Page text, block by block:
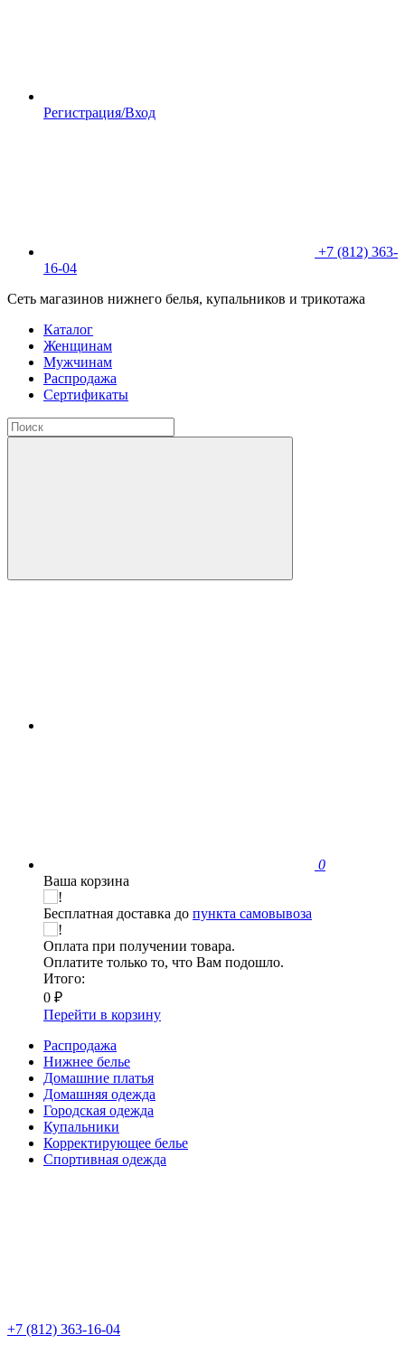
Регистрация/Вход
+7 (812) 363-
16-04
Сеть магазинов нижнего белья, купальников и трикотажа
Каталог
Женщинам
Мужчинам
Распродажа
Сертификаты
0
Ваша корзина
Бесплатная доставка до пункта самовывоза
Оплата при получении товара.
Оплатите только то, что Вам подошло.
Итого:
0 ₽
Перейти в корзину
Распродажа
Нижнее белье
Домашние платья
Домашняя одежда
Городская одежда
Купальники
Корректирующее белье
Спортивная одежда
+7 (812) 363-16-04